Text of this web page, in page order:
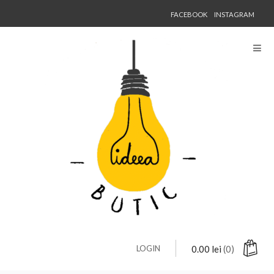
FACEBOOK INSTAGRAM
0.00 lei (0)
LOGIN